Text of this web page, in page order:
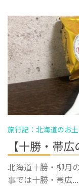
旅行記：北海道のお
【十勝・帯
北海道十勝・柳月
事では十勝・帯広...